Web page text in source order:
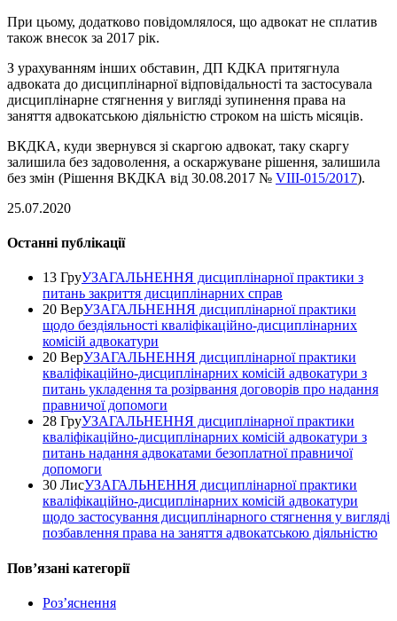
При цьому, додатково повідомлялося, що адвокат не сплатив
також внесок за 2017 рік.
З урахуванням інших обставин, ДП КДКА притягнула
адвоката до дисциплінарної відповідальності та застосувала
дисциплінарне стягнення у вигляді зупинення права на
заняття адвокатською діяльністю строком на шість місяців.
ВКДКА, куди звернувся зі скаргою адвокат, таку скаргу
залишила без задоволення, а оскаржуване рішення, залишила
без змін (Рішення ВКДКА від 30.08.2017 № VIII-015/2017).
25.07.2020
Останні публікації
13 ГруУЗАГАЛЬНЕННЯ дисциплінарної практики з
питань закриття дисциплінарних справ
20 ВерУЗАГАЛЬНЕННЯ дисциплінарної практики
щодо бездіяльності кваліфікаційно-дисциплінарних
комісій адвокатури
20 ВерУЗАГАЛЬНЕННЯ дисциплінарної практики
кваліфікаційно-дисциплінарних комісій адвокатури з
питань укладення та розірвання договорів про надання
правничої допомоги
28 ГруУЗАГАЛЬНЕННЯ дисциплінарної практики
кваліфікаційно-дисциплінарних комісій адвокатури з
питань надання адвокатами безоплатної правничої
допомоги
30 ЛисУЗАГАЛЬНЕННЯ дисциплінарної практики
кваліфікаційно-дисциплінарних комісій адвокатури
щодо застосування дисциплінарного стягнення у вигляді
позбавлення права на заняття адвокатською діяльністю
Повʼязані категорії
Роз’яснення